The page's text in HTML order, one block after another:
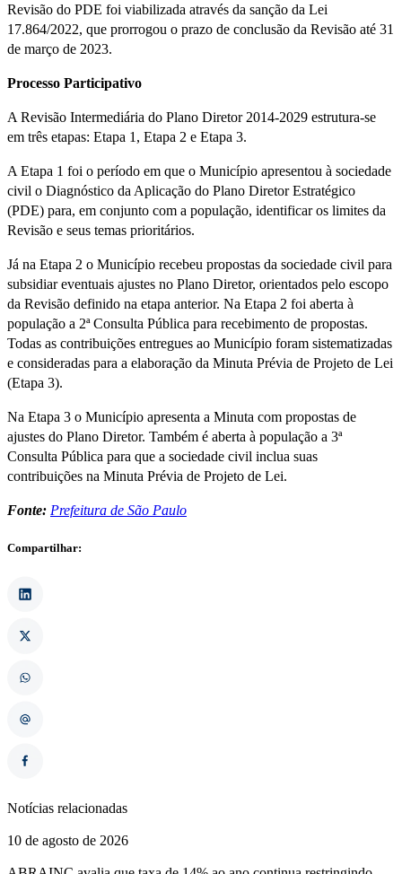
Revisão do PDE foi viabilizada através da sanção da Lei
17.864/2022, que prorrogou o prazo de conclusão da Revisão até 31
de março de 2023.
Processo Participativo
A Revisão Intermediária do Plano Diretor 2014-2029 estrutura-se
em três etapas: Etapa 1, Etapa 2 e Etapa 3.
A Etapa 1 foi o período em que o Município apresentou à sociedade
civil o Diagnóstico da Aplicação do Plano Diretor Estratégico
(PDE) para, em conjunto com a população, identificar os limites da
Revisão e seus temas prioritários.
Já na Etapa 2 o Município recebeu propostas da sociedade civil para
subsidiar eventuais ajustes no Plano Diretor, orientados pelo escopo
da Revisão definido na etapa anterior. Na Etapa 2 foi aberta à
população a 2ª Consulta Pública para recebimento de propostas.
Todas as contribuições entregues ao Município foram sistematizadas
e consideradas para a elaboração da Minuta Prévia de Projeto de Lei
(Etapa 3).
Na Etapa 3 o Município apresenta a Minuta com propostas de
ajustes do Plano Diretor. Também é aberta à população a 3ª
Consulta Pública para que a sociedade civil inclua suas
contribuições na Minuta Prévia de Projeto de Lei.
Fonte: Prefeitura de São Paulo
Compartilhar:
Notícias relacionadas
10 de agosto de 2026